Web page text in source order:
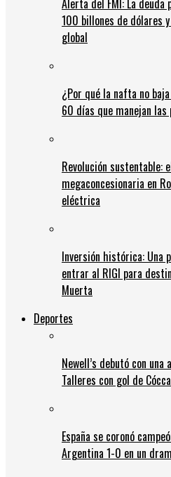
Alerta del FMI: La
100 billones de dólares
global
¿Por qué la nafta no
60 días que manejan
Revolución sustentable:
megaconcesionaria en
eléctrica
Inversión histórica: Una
entrar al RIGI para
Muerta
Deportes
Newell’s debutó con
Talleres con gol de
España se coronó
Argentina 1-0 en un